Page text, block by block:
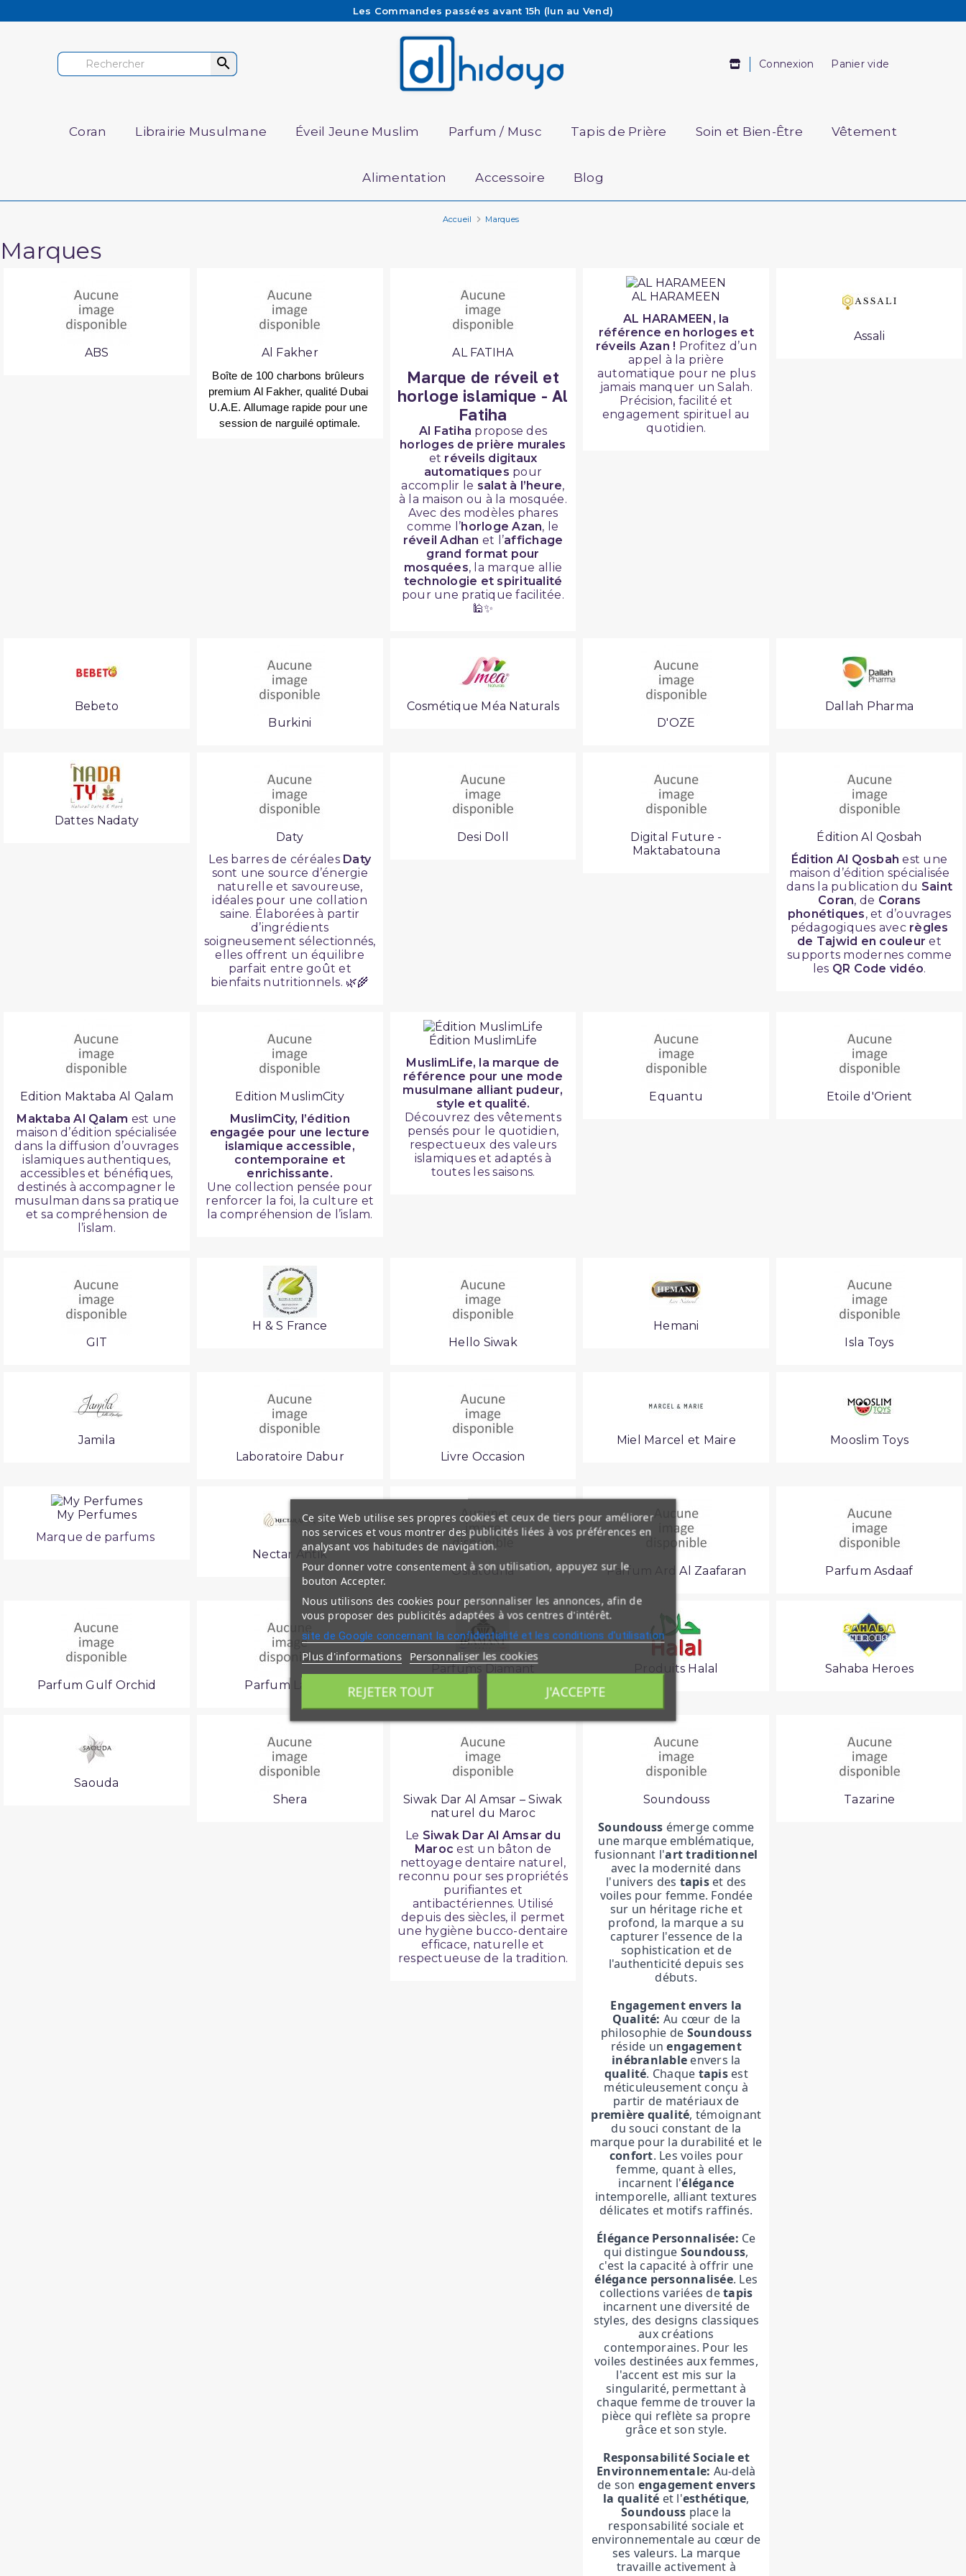
Les Commandes passées avant 15h (lun au Vend)
Besoin d'aide ? Retrouvez notre FAQ
Livraison offerte à partir de 65€ d'achat*
 Connexion Panier vide
Coran Librairie Musulmane Éveil Jeune Muslim Parfum / Musc Tapis de Prière Soin et Bien-Être Vêtement
Alimentation Accessoire Blog
Accueil Marques
Marques
ABS Al Fakher
Boîte de 100 charbons brûleurs
premium Al Fakher, qualité Dubai
U.A.E. Allumage rapide pour une
session de narguilé optimale.
AL FATIHA
Marque de réveil et
horloge islamique - Al
Fatiha
Al Fatiha propose des
horloges de prière murales
et réveils digitaux
automatiques pour
accomplir le salat à l’heure,
à la maison ou à la mosquée.
Avec des modèles phares
comme l’horloge Azan, le
réveil Adhan et l’affichage
grand format pour
mosquées, la marque allie
technologie et spiritualité
pour une pratique facilitée.
🕌✨
AL HARAMEEN
AL HARAMEEN, la
référence en horloges et
réveils Azan ! Profitez d’un
appel à la prière
automatique pour ne plus
jamais manquer un Salah.
Précision, facilité et
engagement spirituel au
quotidien.
Assali
Bebeto
Burkini
Cosmétique Méa Naturals
D'OZE
Dallah Pharma
Dattes Nadaty
Daty
Les barres de céréales Daty
sont une source d’énergie
naturelle et savoureuse,
idéales pour une collation
saine. Élaborées à partir
d’ingrédients
soigneusement sélectionnés,
elles offrent un équilibre
parfait entre goût et
bienfaits nutritionnels. 🌿🌾
Desi Doll
Digital Future -
Maktabatouna
Édition Al Qosbah
Édition Al Qosbah est une
maison d’édition spécialisée
dans la publication du Saint
Coran, de Corans
phonétiques, et d’ouvrages
pédagogiques avec règles
de Tajwid en couleur et
supports modernes comme
les QR Code vidéo.
Edition Maktaba Al Qalam
Maktaba Al Qalam est une
maison d’édition spécialisée
dans la diffusion d’ouvrages
islamiques authentiques,
accessibles et bénéfiques,
destinés à accompagner le
musulman dans sa pratique
et sa compréhension de
l’islam.
Edition MuslimCity
MuslimCity, l’édition
engagée pour une lecture
islamique accessible,
contemporaine et
enrichissante.
Une collection pensée pour
renforcer la foi, la culture et
la compréhension de l’islam.
Édition MuslimLife
MuslimLife, la marque de
référence pour une mode
musulmane alliant pudeur,
style et qualité.
Découvrez des vêtements
pensés pour le quotidien,
respectueux des valeurs
islamiques et adaptés à
toutes les saisons.
Equantu Etoile d'Orient
GIT
H & S France
Hello Siwak
Hemani
Isla Toys
Jamila
Laboratoire Dabur
Livre Occasion
Miel Marcel et Maire Mooslim Toys
My Perfumes
Marque de parfums
Nectar Antik
Osratouna
Parfum Ard Al Zaafaran Parfum Asdaaf
Parfum Gulf Orchid Parfum Lattafa
Parfums Diamant Produits Halal Sahaba Heroes
Saouda
Shera
Siwak Dar Al Amsar – Siwak
naturel du Maroc
Le Siwak Dar Al Amsar du
Maroc est un bâton de
nettoyage dentaire naturel,
reconnu pour ses propriétés
purifiantes et
antibactériennes. Utilisé
depuis des siècles, il permet
une hygiène bucco-dentaire
efficace, naturelle et
respectueuse de la tradition.
Soundouss
Soundouss émerge comme
une marque emblématique,
fusionnant l'art traditionnel
avec la modernité dans
l'univers des tapiset des
voiles pour femme. Fondée
sur un héritage riche et
profond, la marque a su
capturer l'essence de la
sophistication et de
l'authenticité depuis ses
débuts.
Engagement envers la
Qualité: Au cœur de la
philosophie de Soundouss
réside unengagement
inébranlable envers la
qualité. Chaque tapisest
méticuleusement conçu à
partir de matériaux de
première qualité, témoignant
du souci constant de la
marque pour la durabilité et le
confort. Les voiles pour
femme, quant à elles,
incarnent l'élégance
intemporelle, alliant textures
délicates et motifs raffinés.
Élégance Personnalisée: Ce
qui distingue Soundouss,
c'est la capacité à offrir une
élégance personnalisée. Les
collections variées detapis
incarnent une diversité de
styles, des designs classiques
aux créations
contemporaines. Pour les
voiles destinées aux femmes,
l'accent est mis sur la
singularité, permettant à
chaque femme de trouver la
pièce qui reflète sa propre
grâce et son style.
Responsabilité Sociale et
Environnementale: Au-delà
de son engagement envers
la qualité et l'esthétique,
Soundouss place la
responsabilité sociale et
environnementale au cœur de
ses valeurs. La marque
travaille activement à
Tazarine
Ce site Web utilise ses propres cookies et ceux de tiers pour améliorer
nos services et vous montrer des publicités liées à vos préférences en
analysant vos habitudes de navigation.
Pour donner votre consentement à son utilisation, appuyez sur le
bouton Accepter.
Nous utilisons des cookies pour personnaliser les annonces, afin de
vous proposer des publicités adaptées à vos centres d'intérêt.
site de Google concernant la confidentialité et les conditions d'utilisation
Plus d'informations Personnaliser les cookies
REJETER TOUT J'ACCEPTE